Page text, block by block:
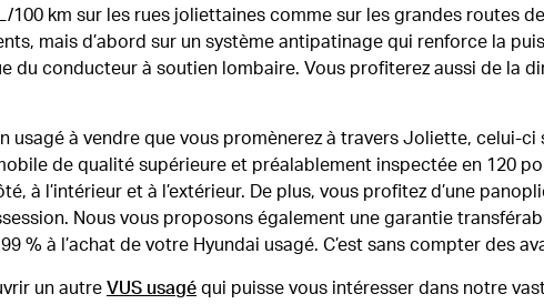
100 km sur les rues joliettaines comme sur les grandes routes
mais d’abord sur un système antipatinage qui renforce la
du conducteur à soutien lombaire. Vous profiterez aussi de la
usagé à vendre que vous promènerez à travers Joliette, celui-
de qualité supérieure et préalablement inspectée en 120
à l’intérieur et à l’extérieur. De plus, vous profitez d’une
Nous vous proposons également une garantie
% à l’achat de votre Hyundai usagé. C’est sans compter des
un autre VUS usagé qui puisse vous intéresser dans notre